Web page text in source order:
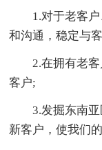
1.对于老客
和沟通，稳定与
2.在拥有老
客户;
3.发掘东南
新客户，使我们